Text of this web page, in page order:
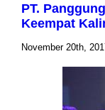
PT.
Keempat
November 20th,